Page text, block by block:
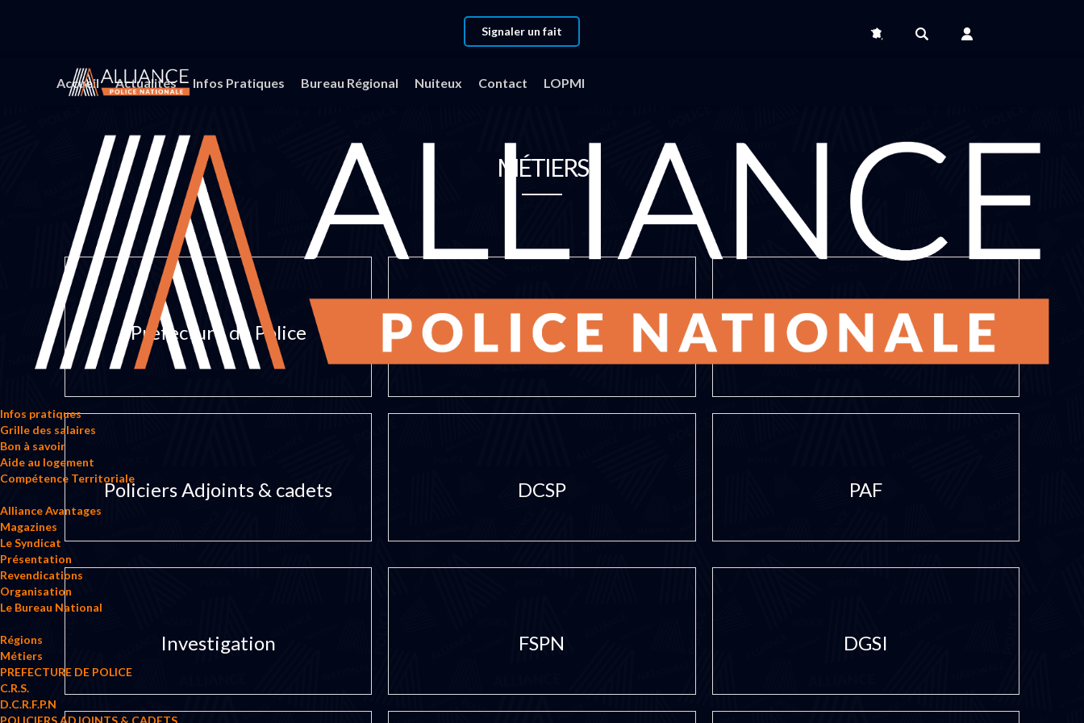
Signaler un fait
Accueil Actualités Infos Pratiques Bureau Régional Nuiteux Contact LOPMI
Infos pratiques
Grille des salaires
Bon à savoir
Aide au logement
Compétence Territoriale
Alliance Avantages
Magazines
Le Syndicat
Présentation
Revendications
Organisation
Le Bureau National
Régions
Métiers
PREFECTURE DE POLICE
C.R.S.
D.C.R.F.P.N
MÉTIERS
Préfecture de Police CRS DCRFPN
Policiers Adjoints & cadets DCSP PAF
Investigation FSPN DGSI